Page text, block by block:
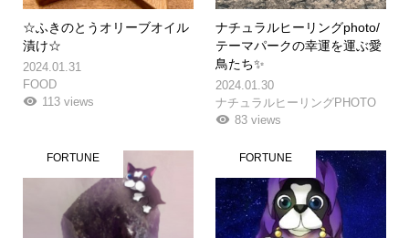
☆ふきのとうオリーブオイル
漬け☆
2024.01.31
FOOD
113 views
ナチュラルヒーリングphoto/
テーマパークの幸運を運ぶ愛
鳥たち✨
2024.01.30
ナチュラルヒーリングPHOTO
83 views
FORTUNE FORTUNE